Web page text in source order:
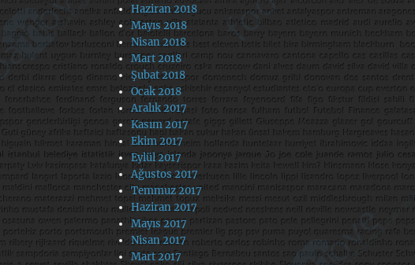
Haziran 2018
Mayıs 2018
Nisan 2018
Mart 2018
Şubat 2018
Ocak 2018
Aralık 2017
Kasım 2017
Ekim 2017
Eylül 2017
Ağustos 2017
Temmuz 2017
Haziran 2017
Mayıs 2017
Nisan 2017
Mart 2017